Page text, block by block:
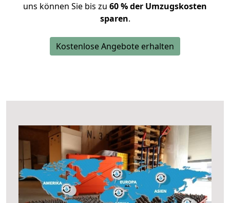
uns können Sie bis zu 60 % der Umzugskosten
sparen.
Kostenlose Angebote erhalten